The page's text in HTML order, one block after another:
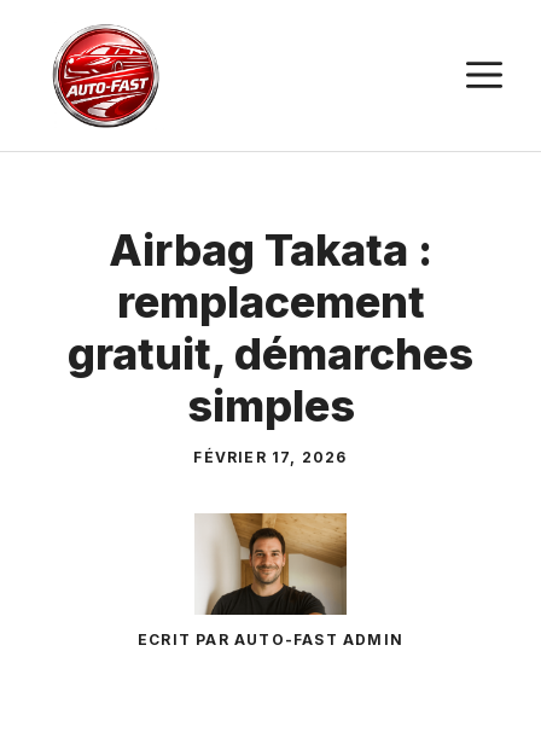
contenu
Airbag Takata :
remplacement
gratuit, démarches
simples
FÉVRIER 17, 2026
ECRIT PAR AUTO-FAST ADMIN